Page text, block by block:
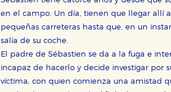
en el campo. Un día, tienen que llegar allí
pequeñas carreteras hasta que, en un
salía de su coche.
El padre de Sébastien se da a la fuga e
incapaz de hacerlo y decide investigar por
víctima, con quien comienza una amistad
otros sitios. No almacenan
GUARDAR